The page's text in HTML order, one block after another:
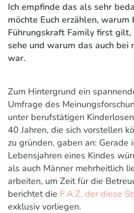
Ich empfinde das als sehr
möchte Euch erzählen, warum
Führungskraft Family first gilt,
sehe und warum das auch bei
war.
Zum Hintergrund ein
Umfrage des
unter berufstätigen
40 Jahren, die sich vorstellen
zu gründen, gaben an: Gerade
Lebensjahren eines Kindes
als auch Männer mehrheitlich
arbeiten, um Zeit für die
berichtet die F.A.Z, der diese
exklusiv vorliegen.